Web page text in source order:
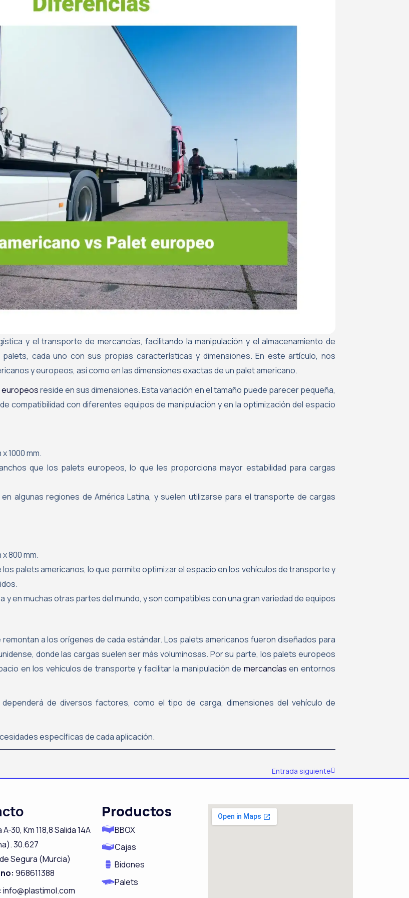
y el transporte de mercancías, facilitando la manipulación y el almacenamiento de
cada uno con sus propias características y dimensiones. En este artículo, nos
y europeos, así como en las dimensiones exactas de un palet americano.
europeosreside en sus dimensiones. Esta variación en el tamaño puede parecer pequeña,
compatibilidad con diferentes equipos de manipulación y en la optimización del espacio
1000 mm.
que los palets europeos, lo que les proporciona mayor estabilidad para cargas
algunas regiones de América Latina, y suelen utilizarse para el transporte de cargas
800 mm.
palets americanos, lo que permite optimizar el espacio en los vehículos de transporte y
y en muchas otras partes del mundo, y son compatibles con una gran variedad de equipos
a los orígenes de cada estándar. Los palets americanos fueron diseñados para
donde las cargas suelen ser más voluminosas. Por su parte, los palets europeos
en los vehículos de transporte y facilitar la manipulación de mercancías en entornos
de diversos factores, como el tipo de carga, dimensiones del vehículo de
específicas de cada aplicación.
Entrada siguiente
A-30, Km 118,8Salida 14A
30.627
Segura (Murcia)
968611388
info@plastimol.com
Productos
BBOX
Cajas
Bidones
Palets